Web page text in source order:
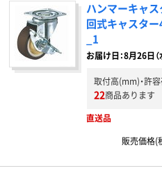
ハンマーキャス
回式キャスター
_1
お届け日：8月26日（
取付高(mm)・許
22商品あります
直送品
販売価格(